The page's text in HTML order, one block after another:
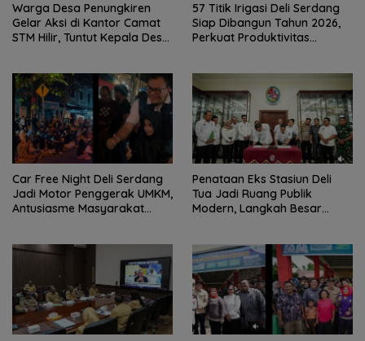
Warga Desa Penungkiren
Gelar Aksi di Kantor Camat
STM Hilir, Tuntut Kepala Desa
57 Titik Irigasi Deli Serdang
Siap Dibangun Tahun 2026,
Perkuat Produktivitas
Car Free Night Deli Serdang
Jadi Motor Penggerak UMKM,
Antusiasme Masyarakat
Penataan Eks Stasiun Deli
Tua Jadi Ruang Publik
Modern, Langkah Besar